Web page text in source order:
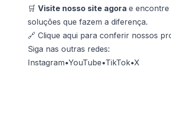
🛒 Visite nosso site agora e encontre
soluções que fazem a diferença.
🔗 Clique aqui para conferir nossos
Siga nas outras redes:
Instagram•YouTube•TikTok•X